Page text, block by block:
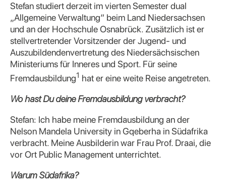
Stefan studiert derzeit im vierten Semester dual
„Allgemeine Verwaltung“ beim Land Niedersachsen
und an der Hochschule Osnabrück. Zusätzlich ist er
stellvertretender Vorsitzender der Jugend- und
Auszubildendenvertretung des Niedersächsischen
Ministeriums für Inneres und Sport. Für seine
Fremdausbildung1 hat er eine weite Reise angetreten.
Wo hast Du deine Fremdausbildung verbracht?
Stefan: Ich habe meine Fremdausbildung an der
Nelson Mandela University in Gqeberha in Südafrika
verbracht. Meine Ausbilderin war Frau Prof. Draai, die
vor Ort Public Management unterrichtet.
Warum Südafrika?